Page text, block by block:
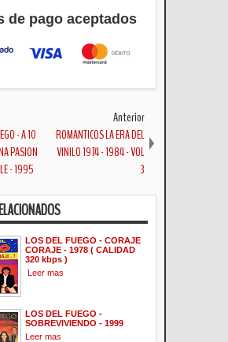
de pago aceptados
- A 10
PASION
- 1995
Anterior
ROMANTICOS LA ERA DEL
VINILO 1974 - 1984 - VOL
3
LOS DEL FUEGO - CORAJE
CORAJE - 1978 ( CALIDAD
320 kbps )
Leer mas
LOS DEL FUEGO -
SOBREVIVIENDO - 1999
Leer mas